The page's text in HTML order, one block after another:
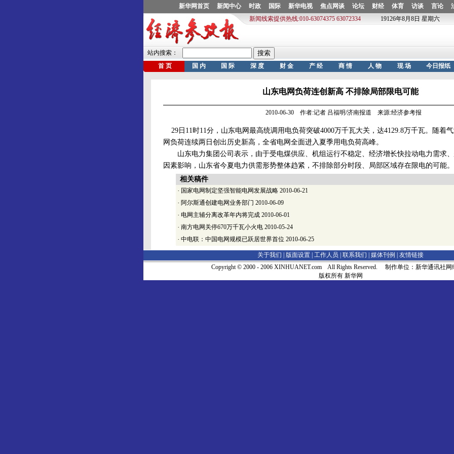
山东电网负荷连创新高 不排除局部限电可能
2010-06-30 作者:记者 吕福明/济南报道 来源:经济参考报
29日11时11分，山东电网最高统调用电负荷突破4000万千瓦大关，达4129.8万千瓦。随着
网负荷连续两日创出历史新高，全省电网全面进入夏季用电负荷高峰。
山东电力集团公司表示，由于受电煤供应、机组运行不稳定、经济增长快拉动电力需求
因素影响，山东省今夏电力供需形势整体趋紧，不排除部分时段、局部区域存在限电的可能。
相关稿件
· 国家电网制定坚强智能电网发展战略 2010-06-21
· 阿尔斯通创建电网业务部门 2010-06-09
· 电网主辅分离改革年内将完成 2010-06-01
· 南方电网关停670万千瓦小火电 2010-05-24
· 中电联：中国电网规模已跃居世界首位 2010-06-25
关于我们 | 版面设置 工作人员 联系我们 媒体刊例
友情链接
Copyright © 2000 - 2006 XINHUANET.com All Rights Reserved. 制作单位：新华通讯社网
版权所有 新华网